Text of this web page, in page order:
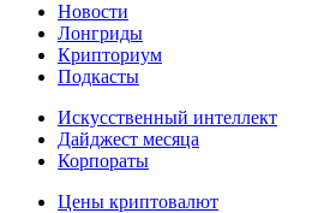
Новости
Лонгриды
Крипториум
Подкасты
Искусственный интеллект
Дайджест месяца
Корпораты
Цены криптовалют